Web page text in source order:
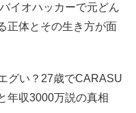
イオハッカーで元どん
正体とその生き方が面
グい？27歳でCARASU
年収3000万説の真相